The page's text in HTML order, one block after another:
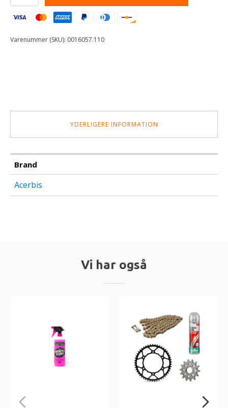
FRONT
DISC
antal
Varenummer (SKU): 0016057.110
YDERLIGERE INFORMATION
Brand
Acerbis
Vi har også